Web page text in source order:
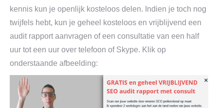
kennis kun je openlijk kosteloos delen. Indien je toch nog
twijfels hebt, kun je geheel kosteloos en vrijblijvend een
audit rapport aanvragen of een consultatie van een half
uur tot een uur over telefoon of Skype. Klik op
onderstaande afbeelding: